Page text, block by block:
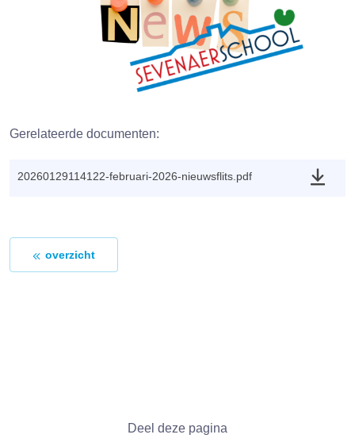
Gerelateerde documenten:
20260129114122-februari-2026-nieuwsflits.pdf
overzicht
Deel deze pagina